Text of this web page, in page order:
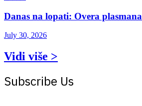
Danas na lopati: Overa plasmana
July 30, 2026
Vidi više >
Subscribe Us